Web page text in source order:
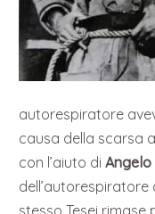
autorespiratore
causa della scarsa
con l’aiuto di